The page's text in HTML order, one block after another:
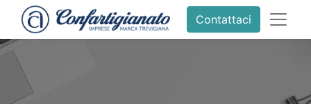
Contattaci